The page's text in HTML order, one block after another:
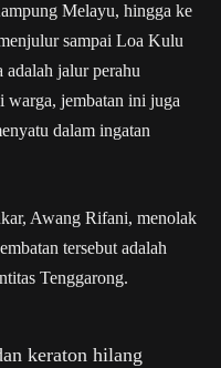
Melayu, hingga ke
sampai Loa Kulu
adalah jalur perahu
warga, jembatan ini juga
dalam ingatan
Awang Rifani, menolak
tersebut adalah
Tenggarong.
keraton hilang